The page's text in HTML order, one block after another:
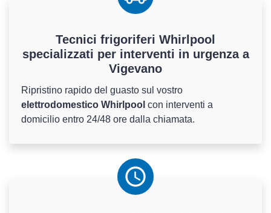
Tecnici frigoriferi Whirlpool
specializzati per interventi in urgenza a
Vigevano
Ripristino rapido del guasto sul vostro
elettrodomestico Whirlpool con interventi a
domicilio entro 24/48 ore dalla chiamata.